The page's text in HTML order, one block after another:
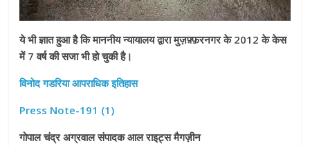
ये भी ज्ञात हुआ है कि माननीय न्यायालय द्वारा मुज़फ़्फ़रनगर के 2012 के केस
में 7 वर्ष की सजा भी हो चुकी है।
विनोद गडरिया आपराधिक इतिहास
Press Note-191 (1)
गोपाल चंद्र अग्रवाल संपादक आल राइट्स मैगज़ीन